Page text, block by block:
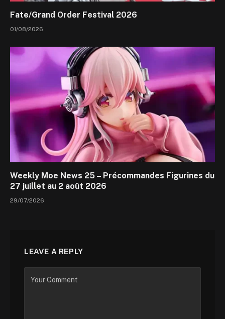
Fate/Grand Order Festival 2026
01/08/2026
Weekly Moe News 25 – Précommandes Figurines du
27 juillet au 2 août 2026
29/07/2026
LEAVE A REPLY